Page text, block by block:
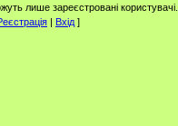
лише зареєстровані користувачі.
| Вхід ]